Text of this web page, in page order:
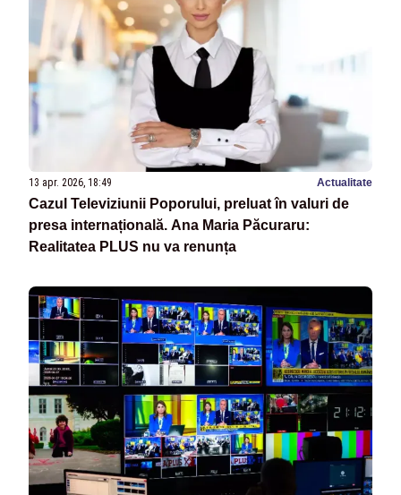
13 apr. 2026, 18:49 Actualitate
Cazul Televiziunii Poporului, preluat în valuri de
presa internațională. Ana Maria Păcuraru:
Realitatea PLUS nu va renunța